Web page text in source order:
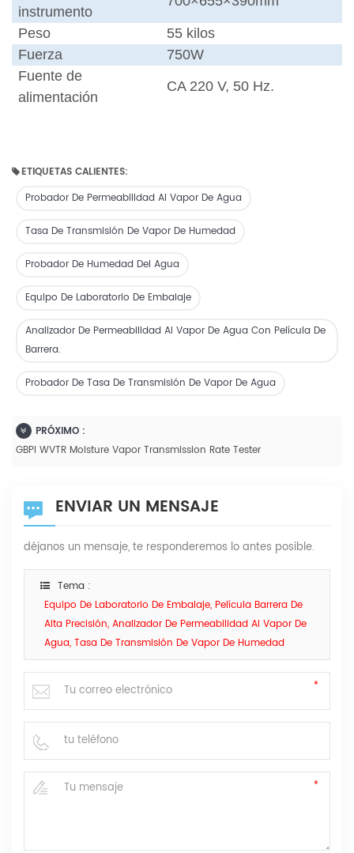
instrumento
Peso
55 kilos
Fuerza
750W
Fuente de
alimentación
CA 220 V, 50 Hz.
ETIQUETAS CALIENTES:
Probador De Permeabilidad Al Vapor De Agua
Tasa De Transmisión De Vapor De Humedad
Probador De Humedad Del Agua
Equipo De Laboratorio De Embalaje
Analizador De Permeabilidad Al Vapor De Agua Con Película De
Barrera.
Probador De Tasa De Transmisión De Vapor De Agua
PRÓXIMO :
GBPI WVTR Moisture Vapor Transmission Rate Tester
ENVIAR UN MENSAJE
déjanos un mensaje, te responderemos lo antes posible.
Tema :
Equipo De Laboratorio De Embalaje, Película Barrera De
Alta Precisión, Analizador De Permeabilidad Al Vapor De
Agua, Tasa De Transmisión De Vapor De Humedad